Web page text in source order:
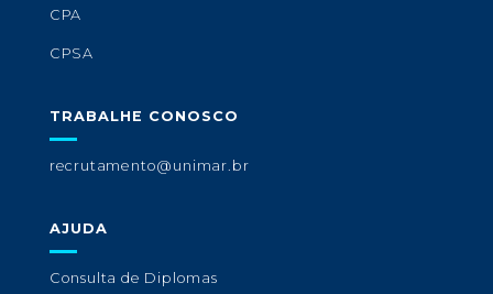
CPA
CPSA
TRABALHE CONOSCO
recrutamento@unimar.br
AJUDA
Consulta de Diplomas